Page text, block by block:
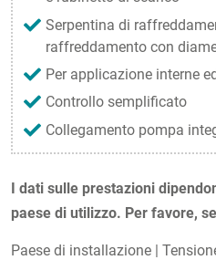
I dati sulle prestazioni
paese di utilizzo. Per favore,
Paese di installazione |
Serpentina di
raffreddamento con
Per applicazione interne
Controllo semplificato
Collegamento pompa